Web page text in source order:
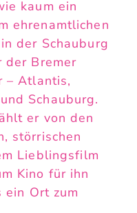
kaum ein
ehrenamtlichen
der Schauburg
der Bremer
– Atlantis,
Schauburg.
er von den
störrischen
Lieblingsfilm
Kino für ihn
Ort zum